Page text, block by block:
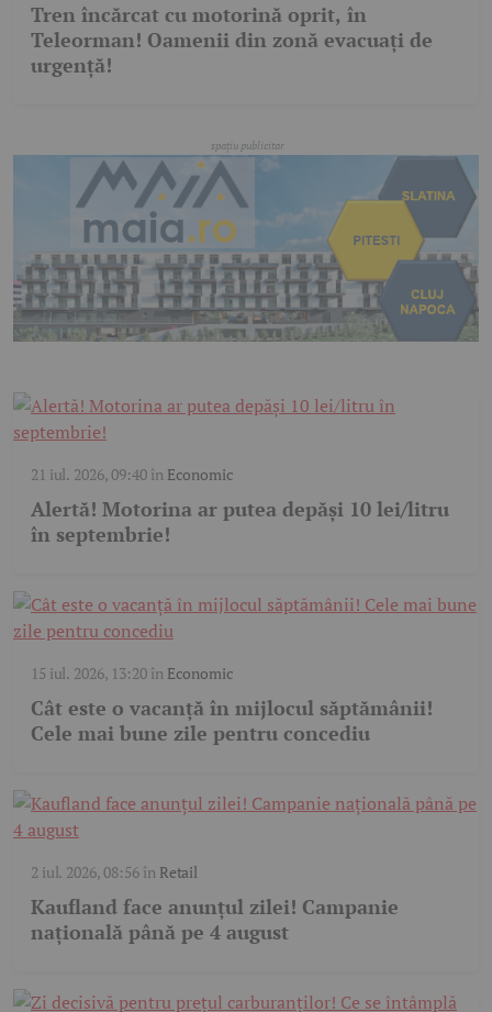
Tren încărcat cu motorină oprit, în
Teleorman! Oamenii din zonă evacuați de
urgență!
21 iul. 2026, 09:40în Economic
Alertă! Motorina ar putea depăși 10 lei/litru
în septembrie!
15 iul. 2026, 13:20în Economic
Cât este o vacanță în mijlocul săptămânii!
Cele mai bune zile pentru concediu
2 iul. 2026, 08:56în Retail
Kaufland face anunțul zilei! Campanie
națională până pe 4 august